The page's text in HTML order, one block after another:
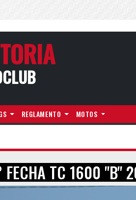
REGLAMENTO MOTOS
FECHA TC 1600 "B"